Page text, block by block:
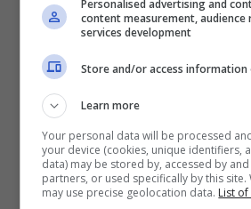
e rilassata.
Accanto alle città, cresce
destinazioni naturalistiche.
Terre, la Costiera
Garda attirano viaggiatori
Personalised advertising and
content measurement, audience
services development
Store and/or access information
Learn more
Your personal data will be processed
your device (cookies, unique identifiers,
data) may be stored by, accessed by
partners, or used specifically by this
may use precise geolocation data. List